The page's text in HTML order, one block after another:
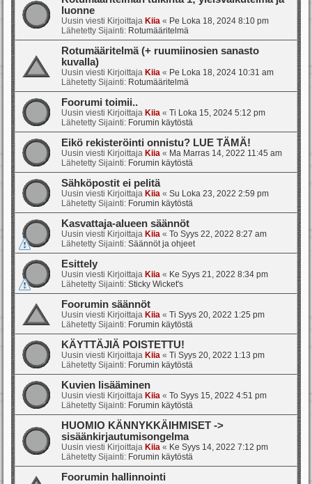
luonne
Uusin viesti Kirjoittaja Kiia « Pe Loka 18, 2024 8:10 pm
Lähetetty Sijainti: Rotumääritelmä
Rotumääritelmä (+ ruumiinosien sanasto
kuvalla)
Uusin viesti Kirjoittaja Kiia « Pe Loka 18, 2024 10:31 am
Lähetetty Sijainti: Rotumääritelmä
Foorumi toimii..
Uusin viesti Kirjoittaja Kiia « Ti Loka 15, 2024 5:12 pm
Lähetetty Sijainti: Forumin käytöstä
Eikö rekisteröinti onnistu? LUE TÄMÄ!
Uusin viesti Kirjoittaja Kiia « Ma Marras 14, 2022 11:45 am
Lähetetty Sijainti: Forumin käytöstä
Sähköpostit ei pelitä
Uusin viesti Kirjoittaja Kiia « Su Loka 23, 2022 2:59 pm
Lähetetty Sijainti: Forumin käytöstä
Kasvattaja-alueen säännöt
Uusin viesti Kirjoittaja Kiia « To Syys 22, 2022 8:27 am
Lähetetty Sijainti: Säännöt ja ohjeet
Esittely
Uusin viesti Kirjoittaja Kiia « Ke Syys 21, 2022 8:34 pm
Lähetetty Sijainti: Sticky Wicket's
Foorumin säännöt
Uusin viesti Kirjoittaja Kiia « Ti Syys 20, 2022 1:25 pm
Lähetetty Sijainti: Forumin käytöstä
KÄYTTÄJIÄ POISTETTU!
Uusin viesti Kirjoittaja Kiia « Ti Syys 20, 2022 1:13 pm
Lähetetty Sijainti: Forumin käytöstä
Kuvien lisääminen
Uusin viesti Kirjoittaja Kiia « To Syys 15, 2022 4:51 pm
Lähetetty Sijainti: Forumin käytöstä
HUOMIO KÄNNYKKÄIHMISET ->
sisäänkirjautumisongelma
Uusin viesti Kirjoittaja Kiia « Ke Syys 14, 2022 7:12 pm
Lähetetty Sijainti: Forumin käytöstä
Foorumin hallinnointi